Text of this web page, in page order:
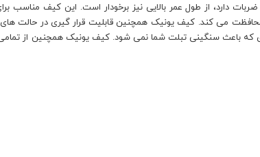
که باعث سنگینی تبلت شما نمی شود. کیف یونیک همچنین از